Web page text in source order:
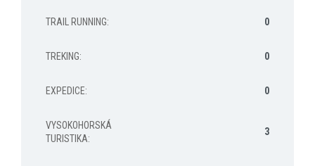
TRAIL RUNNING: 0
TREKING: 0
EXPEDICE: 0
VYSOKOHORSKÁ
TURISTIKA:
3